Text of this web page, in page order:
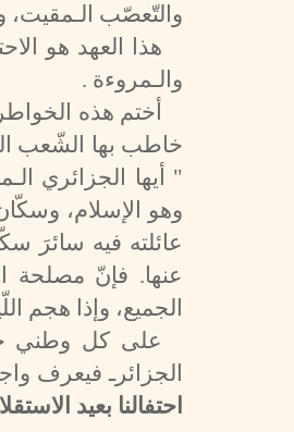
والتّعصّب الـمقيت،
هذا العهد هو
والـمروءة .
أختم هذه
خاطب بها الشّعب
" أيها الجزائري
وهو الإسلام،
عائلته فيه سائرَ
عنها. فإنّ مصلحة
الجميع، وإذا هجم
على كل وطني
الجزائرـ فيعرف
احتفالنا بعيد